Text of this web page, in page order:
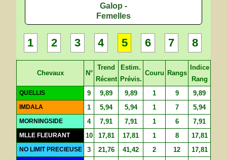
Galop -
Femelles
1 2 3 4 5 6 7 8
Chevaux N°
Trend
Récent
Estim.
Prévis.
Couru Rangs
Indice
Rang
QUELLIS 9 9,89 9,89 1 9 9,89
IMDALA 1 5,94 5,94 1 7 5,94
MORNINGSIDE 4 7,91 7,91 1 6 7,91
MLLE FLEURANT 10 17,81 17,81 1 8 17,81
NO LIMIT PRECIEUSE 3 21,76 41,42 2 12 17,81